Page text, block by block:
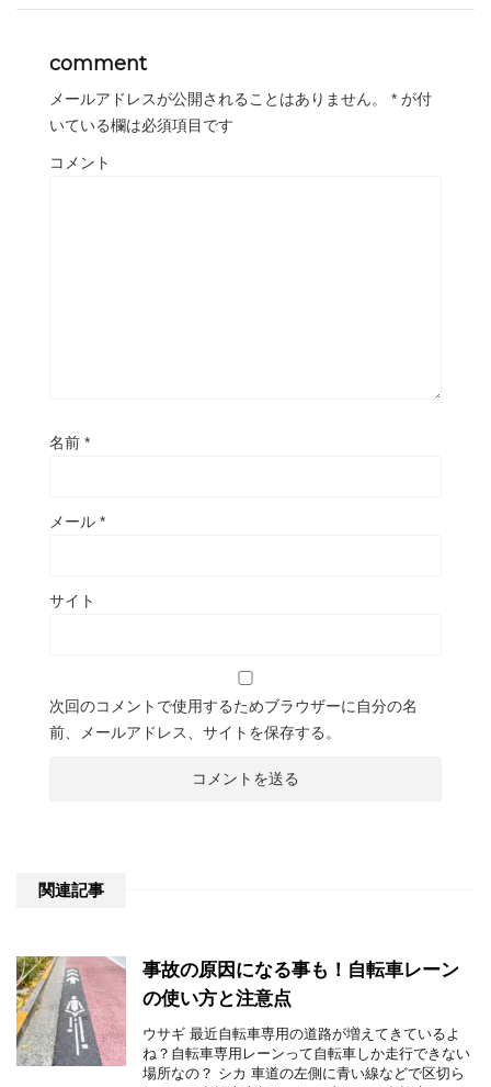
comment
メールアドレスが公開されることはありません。 * が付
いている欄は必須項目です
コメント
名前 *
メール *
サイト
次回のコメントで使用するためブラウザーに自分の名
前、メールアドレス、サイトを保存する。
関連記事
事故の原因になる事も！自転車レーン
の使い方と注意点
ウサギ 最近自転車専用の道路が増えてきているよ
ね？自転車専用レーンって自転車しか走行できない
場所なの？ シカ 車道の左側に青い線などで区切ら